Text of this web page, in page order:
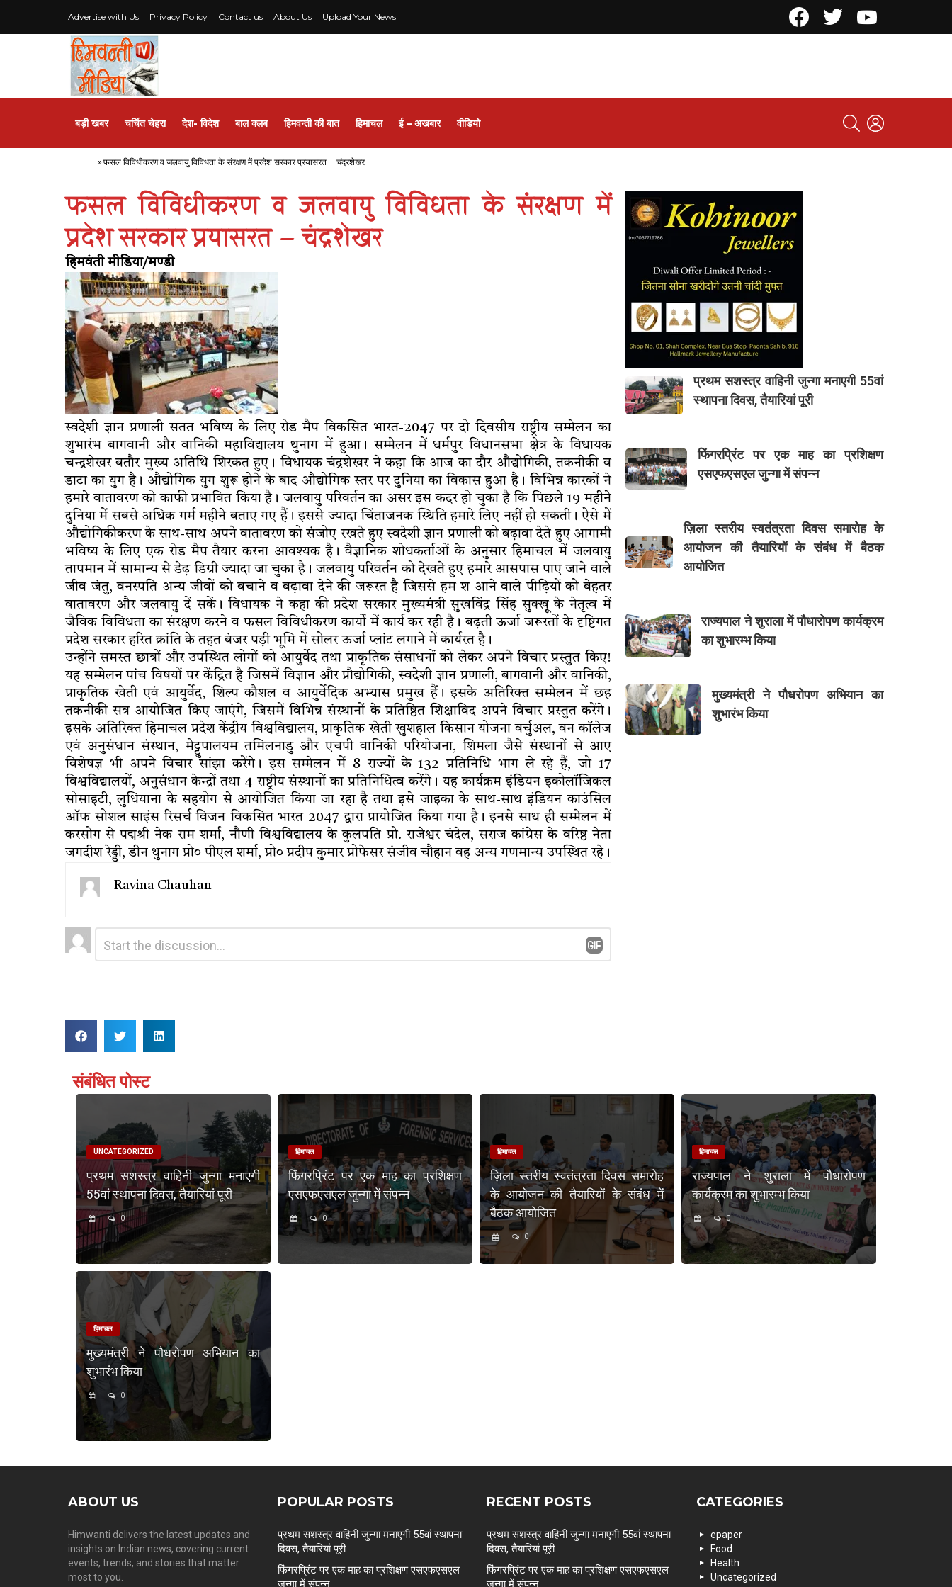
Advertise with Us Privacy Policy Contact us About Us Upload Your News
बड़ी खबर चर्चित चेहरा देश- विदेश बाल क्लब हिमवन्ती की बात हिमाचल ई – अखबार वीडियो
SEARCH
» फसल विविधीकरण व जलवायु विविधता के संरक्षण में प्रदेश सरकार प्रयासरत – चंद्रशेखर
फसल विविधीकरण व जलवायु विविधता के संरक्षण में
प्रदेश सरकार प्रयासरत – चंद्रशेखर
हिमवंती मीडिया/मण्डी
स्वदेशी ज्ञान प्रणाली सतत भविष्य के लिए रोड मैप विकसित भारत-2047 पर दो दिवसीय राष्ट्रीय सम्मेलन का
शुभारंभ बागवानी और वानिकी महाविद्यालय थुनाग में हुआ। सम्मेलन में धर्मपुर विधानसभा क्षेत्र के विधायक
चन्द्रशेखर बतौर मुख्य अतिथि शिरकत हुए। विधायक चंद्रशेखर ने कहा कि आज का दौर औद्योगिकी, तकनीकी व
डाटा का युग है। औद्योगिक युग शुरू होने के बाद औद्योगिक स्तर पर दुनिया का विकास हुआ है। विभिन्न कारकों ने
हमारे वातावरण को काफी प्रभावित किया है। जलवायु परिवर्तन का असर इस कदर हो चुका है कि पिछले 19 महीने
दुनिया में सबसे अधिक गर्म महीने बताए गए हैं। इससे ज्यादा चिंताजनक स्थिति हमारे लिए नहीं हो सकती। ऐसे में
औद्योगिकीकरण के साथ-साथ अपने वातावरण को संजोए रखते हुए स्वदेशी ज्ञान प्रणाली को बढ़ावा देते हुए आगामी
भविष्य के लिए एक रोड मैप तैयार करना आवश्यक है। वैज्ञानिक शोधकर्ताओं के अनुसार हिमाचल में जलवायु
तापमान में सामान्य से डेढ़ डिग्री ज्यादा जा चुका है। जलवायु परिवर्तन को देखते हुए हमारे आसपास पाए जाने वाले
जीव जंतु, वनस्पति अन्य जीवों को बचाने व बढ़ावा देने की जरूरत है जिससे हम श आने वाले पीढ़ियों को बेहतर
वातावरण और जलवायु दें सकें। विधायक ने कहा की प्रदेश सरकार मुख्यमंत्री सुखविंद्र सिंह सुक्खू के नेतृत्व में
जैविक विविधता का संरक्षण करने व फसल विविधीकरण कार्यों में कार्य कर रही है। बढ़ती ऊर्जा जरूरतों के दृष्टिगत
प्रदेश सरकार हरित क्रांति के तहत बंजर पड़ी भूमि में सोलर ऊर्जा प्लांट लगाने में कार्यरत है।
उन्होंने समस्त छात्रों और उपस्थित लोगों को आयुर्वेद तथा प्राकृतिक संसाधनों को लेकर अपने विचार प्रस्तुत किए!
यह सम्मेलन पांच विषयों पर केंद्रित है जिसमें विज्ञान और प्रौद्योगिकी, स्वदेशी ज्ञान प्रणाली, बागवानी और वानिकी,
प्राकृतिक खेती एवं आयुर्वेद, शिल्प कौशल व आयुर्वेदिक अभ्यास प्रमुख हैं। इसके अतिरिक्त सम्मेलन में छह
तकनीकी सत्र आयोजित किए जाएंगे, जिसमें विभिन्न संस्थानों के प्रतिष्ठित शिक्षाविद अपने विचार प्रस्तुत करेंगे।
इसके अतिरिक्त हिमाचल प्रदेश केंद्रीय विश्वविद्यालय, प्राकृतिक खेती खुशहाल किसान योजना वर्चुअल, वन कॉलेज
एवं अनुसंधान संस्थान, मेट्टुपालयम तमिलनाडु और एचपी वानिकी परियोजना, शिमला जैसे संस्थानों से आए
विशेषज्ञ भी अपने विचार सांझा करेंगे। इस सम्मेलन में 8 राज्यों के 132 प्रतिनिधि भाग ले रहे हैं, जो 17
विश्वविद्यालयों, अनुसंधान केन्द्रों तथा 4 राष्ट्रीय संस्थानों का प्रतिनिधित्व करेंगे। यह कार्यक्रम इंडियन इकोलॉजिकल
सोसाइटी, लुधियाना के सहयोग से आयोजित किया जा रहा है तथा इसे जाइका के साथ-साथ इंडियन काउंसिल
ऑफ सोशल साइंस रिसर्च विजन विकसित भारत 2047 द्वारा प्रायोजित किया गया है। इनसे साथ ही सम्मेलन में
करसोग से पद्मश्री नेक राम शर्मा, नौणी विश्वविद्यालय के कुलपति प्रो. राजेश्वर चंदेल, सराज कांग्रेस के वरिष्ठ नेता
जगदीश रेड्डी, डीन थुनाग प्रो० पीएल शर्मा, प्रो० प्रदीप कुमार प्रोफेसर संजीव चौहान वह अन्य गणमान्य उपस्थित रहे।
Ravina Chauhan
Leave
a
प्रथम सशस्त्र वाहिनी जुन्गा मनाएगी 55वां
स्थापना दिवस, तैयारियां पूरी
फिंगरप्रिंट पर एक माह का प्रशिक्षण
एसएफएसएल जुन्गा में संपन्न
ज़िला स्तरीय स्वतंत्रता दिवस समारोह के
आयोजन की तैयारियों के संबंध में बैठक
आयोजित
राज्यपाल ने शुराला में पौधारोपण कार्यक्रम
का शुभारम्भ किया
मुख्यमंत्री ने पौधरोपण अभियान का
शुभारंभ किया
संबंधित पोस्ट
UNCATEGORIZED
प्रथम सशस्त्र वाहिनी जुन्गा मनाएगी
55वां स्थापना दिवस, तैयारियां पूरी
0
हिमाचल
फिंगरप्रिंट पर एक माह का प्रशिक्षण
एसएफएसएल जुन्गा में संपन्न
0
हिमाचल
ज़िला स्तरीय स्वतंत्रता दिवस समारोह
के आयोजन की तैयारियों के संबंध में
बैठक आयोजित
0
हिमाचल
राज्यपाल ने शुराला में पौधारोपण
कार्यक्रम का शुभारम्भ किया
0
हिमाचल
मुख्यमंत्री ने पौधरोपण अभियान का
शुभारंभ किया
0
ABOUT US
Himwanti delivers the latest updates and
insights on Indian news, covering current
events, trends, and stories that matter
most to you.
POPULAR POSTS
प्रथम सशस्त्र वाहिनी जुन्गा मनाएगी 55वां स्थापना
दिवस, तैयारियां पूरी
फिंगरप्रिंट पर एक माह का प्रशिक्षण एसएफएसएल
जुन्गा में संपन्न
RECENT POSTS
प्रथम सशस्त्र वाहिनी जुन्गा मनाएगी 55वां स्थापना
दिवस, तैयारियां पूरी
फिंगरप्रिंट पर एक माह का प्रशिक्षण एसएफएसएल
जुन्गा में संपन्न
CATEGORIES
epaper
Food
Health
Uncategorized